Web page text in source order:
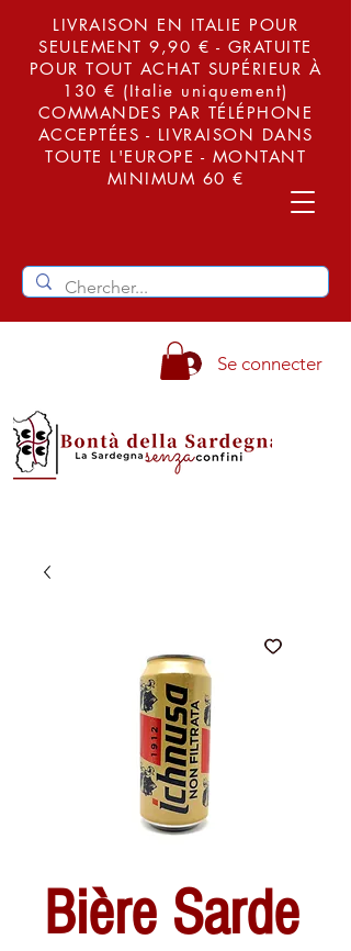
LIVRAISON EN ITALIE POUR
SEULEMENT 9,90 € - GRATUITE
POUR TOUT ACHAT SUPÉRIEUR À
130 € (Italie uniquement)
COMMANDES PAR TÉLÉPHONE
ACCEPTÉES - LIVRAISON DANS
TOUTE L'EUROPE - MONTANT
MINIMUM 60 €
Se connecter
Bière Sarde